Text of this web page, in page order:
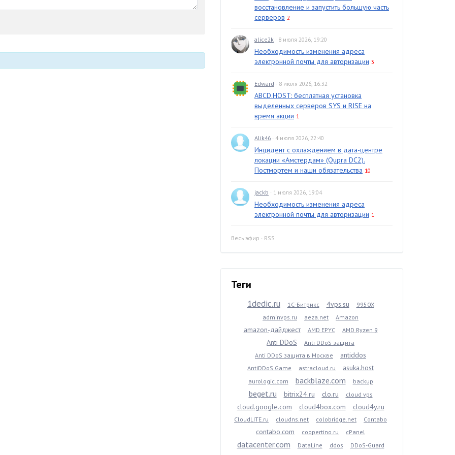
восстановление и запустить большую часть
серверов 2
alice2k · 8 июля 2026, 19:20
Необходимость изменения адреса
электронной почты для авторизации 3
Edward · 8 июля 2026, 16:32
ABCD.HOST: бесплатная установка
выделенных серверов SYS и RISE на
время акции 1
Alik46 · 4 июля 2026, 22:40
Инцидент с охлаждением в дата-центре
локации «Амстердам» (Qupra DC2).
Постмортем и наши обязательства 10
jackb · 1 июля 2026, 19:04
Необходимость изменения адреса
электронной почты для авторизации 1
Весь эфир · RSS
Теги
1dedic.ru 1С-Битрикс 4vps.su
9950X
adminvps.ru
aeza.net Amazon
amazon-дайджест AMD EPYC AMD Ryzen 9
Anti DDoS
Anti DDoS защита
Anti DDoS защита в Москве
antiddos
AntiDDoS Game astracloud.ru asuka.host
aurologic.com backblaze.com backup
beget.ru bitrix24.ru clo.ru cloud vps
cloud.google.com cloud4box.com cloud4y.ru
CloudLITE.ru cloudns.net colobridge.net Contabo
contabo.com coopertino.ru cPanel
datacenter.com DataLine ddos DDoS-Guard